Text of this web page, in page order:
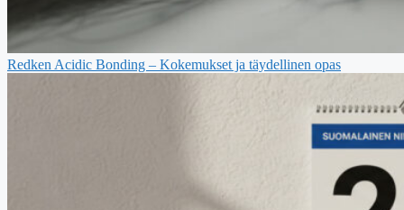
Redken Acidic Bonding – Kokemukset ja täydellinen opas